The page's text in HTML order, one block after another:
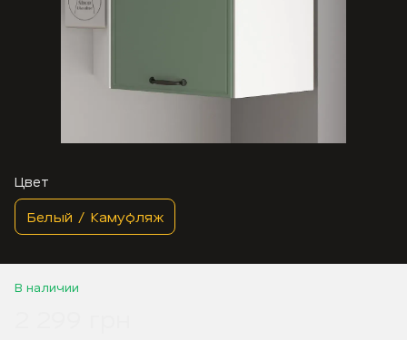
Цвет
Белый / Камуфляж
В наличии